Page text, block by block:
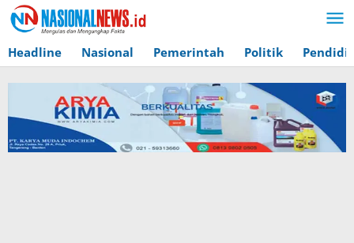
Lewati
ke
konten
Headline Nasional Pemerintah Politik